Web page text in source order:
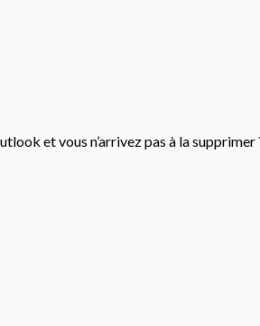
et vous n’arrivez pas à la